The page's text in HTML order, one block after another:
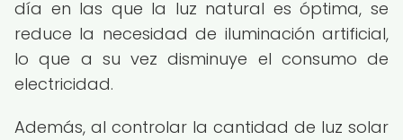
día en las que la luz natural es óptima, se
reduce la necesidad de iluminación artificial,
lo que a su vez disminuye el consumo de
electricidad.
Además, al controlar la cantidad de luz solar